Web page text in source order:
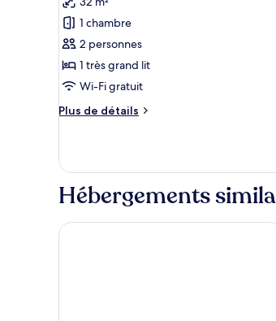
grand
lit,
baignoire
ce
type
de
chambre :
Chambre
Double
très
lit
1 chambre
2 personnes
1 très grand lit
Wi-Fi gratuit
Plus de détails
Plus
le
type
de
Chambre
Hébergements
KSL Hotel & Resort